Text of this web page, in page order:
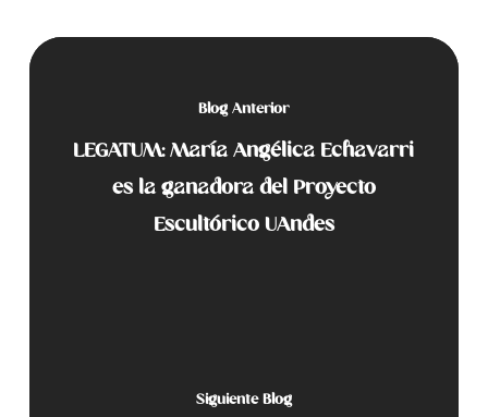
Blog Anterior
LEGATUM: María Angélica Echavarri
es la ganadora del Proyecto
Escultórico UAndes
Siguiente Blog